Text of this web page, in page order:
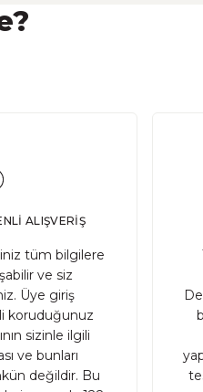
boyunca çiftçiler
ALIŞVERİŞ
tüm bilgilere
ve siz
Üye giriş
koruduğunuz
sizinle ilgili
ve bunları
değildir. Bu